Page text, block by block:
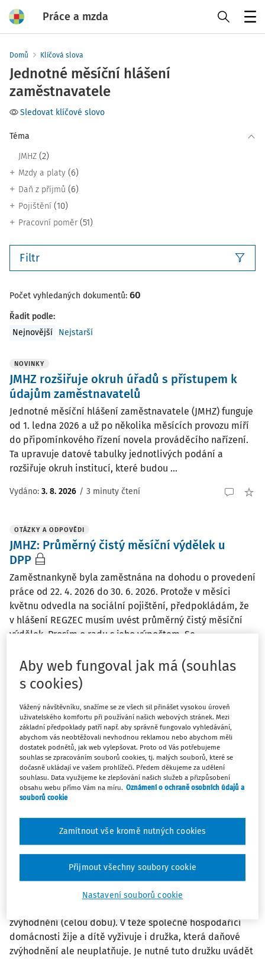
Práce a mzda
Domů Klíčová slova
Jednotné měsíční hlášení
zaměstnavatele
Sledovat klíčové slovo
Téma
JMHZ (2)
Mzdy a platy (6)
Daň z příjmů (6)
Pojištění (10)
Pracovní poměr (51)
Filtr
Počet vyhledaných dokumentů: 60
Řadit podle:
Nejnovější
Nejstarší
NOVINKY
JMHZ rozšiřuje okruh úřadů s přístupem k
údajům zaměstnavatelů
Jednotné měsíční hlášení zaměstnavatele (JMHZ) funguje
od 1. ledna 2026 a už po několika měsících provozu míří
do připomínkového řízení novela prováděcího nařízení.
Ta upravuje datové tabulky jednotlivých podání a
rozšiřuje okruh institucí, které budou ...
Vydáno: 3. 8. 2026 / 3 minuty čtení
OTÁZKY A ODPOVĚDI
JMHZ: Průměrný čistý měsíční výdělek u
DPP
Zaměstnankyně byla zaměstnána na dohodu o provedení
práce od 22. 4. 2026 do 30. 6. 2026. Protože v měsíci
květnu odvedla na sociální pojištění, předpokládám, že
v hlášení REGZEC musím uvést průměrný čistý měsíční
výdělek. Prosím o radu s jeho výpočtem. Se ...
Vydáno: 3. 7. 2026 / 3 minuty čtení
OTÁZKY A ODPOVĚDI
JHMZ: propustná chyba 40291
v JMHZ za květen 2026 mám propustnou chybu 40291.
Vznikla u zaměstnankyně, která se vrátila z rodičovské
dovolená a nastoupila na zkrácený pracovní úvazek. Do
JHMZ jsem slevu na sociálním pojištění uplatnila od 4. 5.
do 31. 5. ÚSS mi sdělila, že sleva musí ...
Ing. Růžena Klímová
3. 7. 2026 / 2 minuty čtení
JMHZ: Vyživující osoba
zvýhodnění (celou dobu). V téže společně hospodařící
domácnosti žije a dítě vyživuje i družka, která daňové
zvýhodnění ale neuplatňuje. Je nutné tuto družku uvádět
Aby web fungoval jak má (souhlas
s cookies)
Vážený návštěvníku, snažíme se ze všech sil přinášet vysokou úroveň
uživatelského komfortu při používání našich webových stránek. Mezi
základní předpoklady patří např. aby správně fungovalo vyhledávání,
abychom vás neobtěžovali nevhodnou reklamou nebo abychom měli
dostatek podnětů, jak web vylepšovat. Proto od Vás potřebujeme
souhlas se zpracováním souborů cookies, tj. malých souborů, které se
dočasně ukládají ve vašem prohlížeči. Předem děkujeme za udělení
souhlasu. Data využijeme ke zlepšování našich služeb a přizpůsobení
obsahu webu přímo Vám na míru. Oznámení o ochraně osobních údajů a
souborů cookie
Nastavení souborů cookie
Zamítnout vše kromě nutných cookies
Přijmout všechny soubory cookie